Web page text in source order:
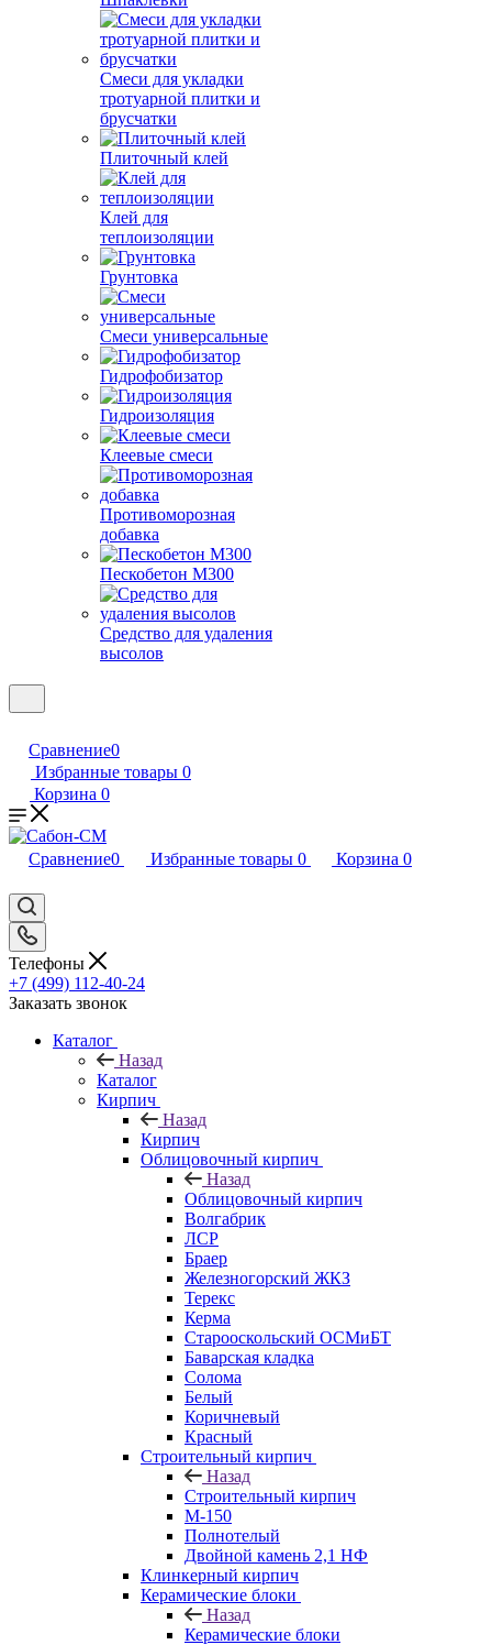
Смеси для укладки
тротуарной плитки и
брусчатки
Плиточный клей
Клей для
теплоизоляции
Грунтовка
Смеси универсальные
Гидрофобизатор
Гидроизоляция
Клеевые смеси
Противоморозная
добавка
Пескобетон М300
Средство для удаления
высолов
Сравнение0
Избранные товары 0
Корзина 0
Сравнение0 Избранные товары 0 Корзина 0
Телефоны
+7 (499) 112-40-24
Заказать звонок
Каталог
Назад
Каталог
Кирпич
Назад
Кирпич
Облицовочный кирпич
Назад
Облицовочный кирпич
Волгабрик
ЛСР
Браер
Железногорский ЖКЗ
Терекс
Керма
Старооскольский ОСМиБТ
Баварская кладка
Солома
Белый
Коричневый
Красный
Строительный кирпич
Назад
Строительный кирпич
М-150
Полнотелый
Двойной камень 2,1 НФ
Клинкерный кирпич
Керамические блоки
Назад
Керамические блоки